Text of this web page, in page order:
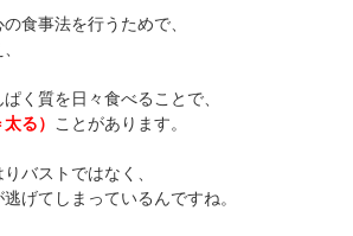
食事法を行うためで、
く質を日々食べることで、
る） ことがあります。
バストではなく、
げてしまっているんですね。